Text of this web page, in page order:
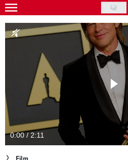
Skip
to
main
Gwiazdy
Styl życia
Kultura
Wideo
0:00 / 2:11
Film